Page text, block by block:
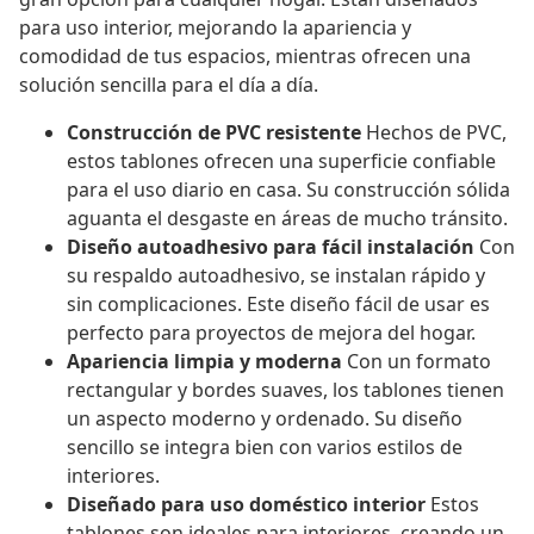
para uso interior, mejorando la apariencia y
comodidad de tus espacios, mientras ofrecen una
solución sencilla para el día a día.
Construcción de PVC resistente Hechos de PVC,
estos tablones ofrecen una superficie confiable
para el uso diario en casa. Su construcción sólida
aguanta el desgaste en áreas de mucho tránsito.
Diseño autoadhesivo para fácil instalación Con
su respaldo autoadhesivo, se instalan rápido y
sin complicaciones. Este diseño fácil de usar es
perfecto para proyectos de mejora del hogar.
Apariencia limpia y moderna Con un formato
rectangular y bordes suaves, los tablones tienen
un aspecto moderno y ordenado. Su diseño
sencillo se integra bien con varios estilos de
interiores.
Diseñado para uso doméstico interior Estos